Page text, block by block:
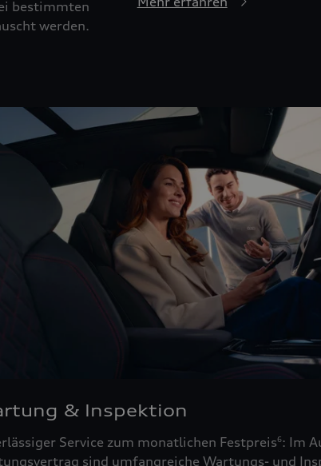
bestimmten
werden.
& Inspektion
Service zum monatlichen Festpreis6: Im
sind umfangreiche Wartungs- und